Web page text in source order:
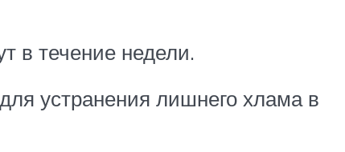
в течение недели.
устранения лишнего хлама в